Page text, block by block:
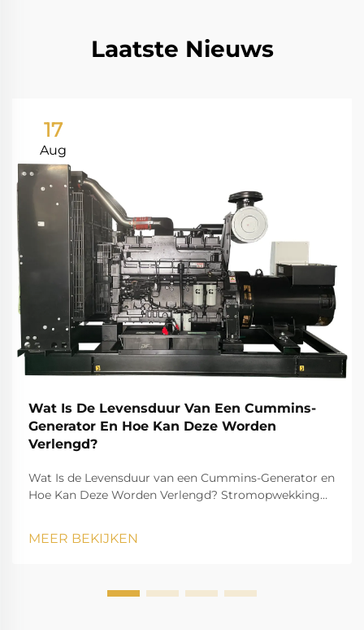
Laatste Nieuws
17
Aug
Wat Is De Levensduur Van Een Cummins-
Generator En Hoe Kan Deze Worden
Verlengd?
Wat Is de Levensduur van een Cummins-Generator en
Hoe Kan Deze Worden Verlengd? Stromopwekking
zorginstellingen en industrieën zonder onderbreking
MEER BEKIJKEN